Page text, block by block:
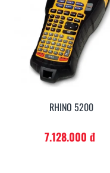
RHINO 5200
7.128.000 đ